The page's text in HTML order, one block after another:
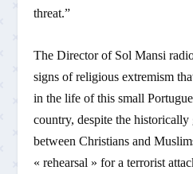
threat.”
The Director of Sol Mansi
signs of religious extremism
in the life of this small
country, despite the
between Christians and
« rehearsal » for a terrorist